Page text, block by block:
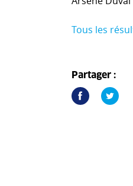
Tous les
Partager :